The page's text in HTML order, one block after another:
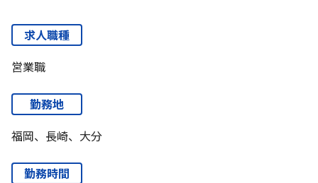
求人職種
営業職
勤務地
福岡、長崎、大分
勤務時間